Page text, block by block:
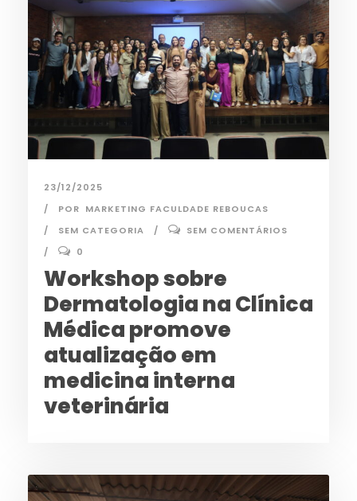
23/12/2025
POR MARKETING FACULDADE REBOUCAS
SEM CATEGORIA
SEM COMENTÁRIOS
0
Workshop sobre
Dermatologia na Clínica
Médica promove
atualização em
medicina interna
veterinária